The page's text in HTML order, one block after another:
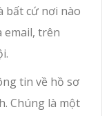
bất cứ nơi nào
email, trên
tin về hồ sơ
Chúng là một